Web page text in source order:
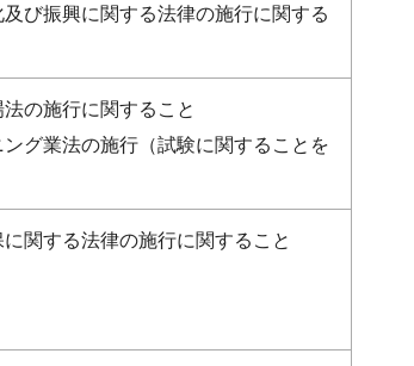
び振興に関する法律の施行に関する
の施行に関すること
グ業法の施行（試験に関することを
関する法律の施行に関すること